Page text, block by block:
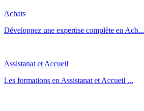
Achats
Développez une expertise complète en Ach...
Assistanat et Accueil
Les formations en Assistanat et Accueil ...